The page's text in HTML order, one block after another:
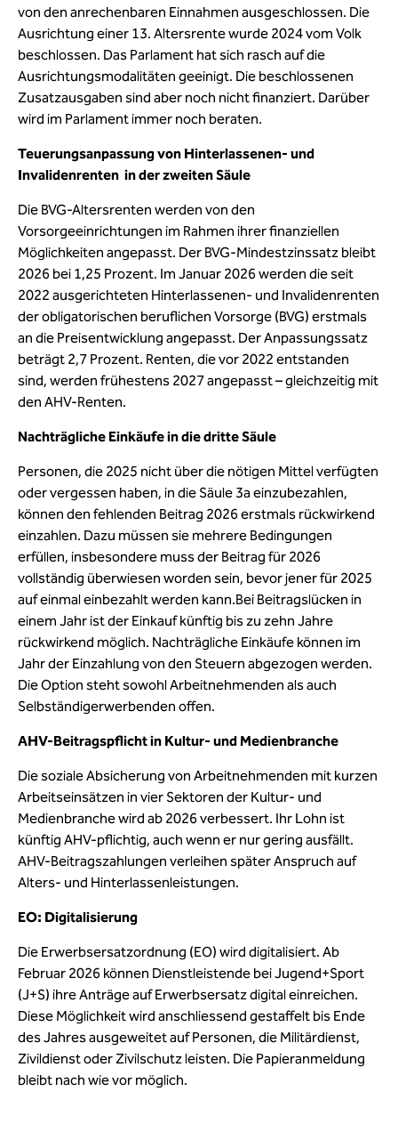
von den anrechenbaren Einnahmen ausgeschlossen. Die
Ausrichtung einer 13. Altersrente wurde 2024 vom Volk
beschlossen. Das Parlament hat sich rasch auf die
Ausrichtungsmodalitäten geeinigt. Die beschlossenen
Zusatzausgaben sind aber noch nicht finanziert. Darüber
wird im Parlament immer noch beraten.
Teuerungsanpassung von Hinterlassenen- und
Invalidenrenten in der zweiten Säule
Die BVG-Altersrenten werden von den
Vorsorgeeinrichtungen im Rahmen ihrer finanziellen
Möglichkeiten angepasst. Der BVG-Mindestzinssatz bleibt
2026 bei 1,25 Prozent. Im Januar 2026 werden die seit
2022 ausgerichteten Hinterlassenen- und Invalidenrenten
der obligatorischen beruflichen Vorsorge (BVG) erstmals
an die Preisentwicklung angepasst. Der Anpassungssatz
beträgt 2,7 Prozent. Renten, die vor 2022 entstanden
sind, werden frühestens 2027 angepasst – gleichzeitig mit
den AHV-Renten.
Nachträgliche Einkäufe in die dritte Säule
Personen, die 2025 nicht über die nötigen Mittel verfügten
oder vergessen haben, in die Säule 3a einzubezahlen,
können den fehlenden Beitrag 2026 erstmals rückwirkend
einzahlen. Dazu müssen sie mehrere Bedingungen
erfüllen, insbesondere muss der Beitrag für 2026
vollständig überwiesen worden sein, bevor jener für 2025
auf einmal einbezahlt werden kann.Bei Beitragslücken in
einem Jahr ist der Einkauf künftig bis zu zehn Jahre
rückwirkend möglich. Nachträgliche Einkäufe können im
Jahr der Einzahlung von den Steuern abgezogen werden.
Die Option steht sowohl Arbeitnehmenden als auch
Selbständigerwerbenden offen.
AHV-Beitragspflicht in Kultur- und Medienbranche
Die soziale Absicherung von Arbeitnehmenden mit kurzen
Arbeitseinsätzen in vier Sektoren der Kultur- und
Medienbranche wird ab 2026 verbessert. Ihr Lohn ist
künftig AHV-pflichtig, auch wenn er nur gering ausfällt.
AHV-Beitragszahlungen verleihen später Anspruch auf
Alters- und Hinterlassenleistungen.
EO: Digitalisierung
Die Erwerbsersatzordnung (EO) wird digitalisiert. Ab
Februar 2026 können Dienstleistende bei Jugend+Sport
(J+S) ihre Anträge auf Erwerbsersatz digital einreichen.
Diese Möglichkeit wird anschliessend gestaffelt bis Ende
des Jahres ausgeweitet auf Personen, die Militärdienst,
Zivildienst oder Zivilschutz leisten. Die Papieranmeldung
bleibt nach wie vor möglich.